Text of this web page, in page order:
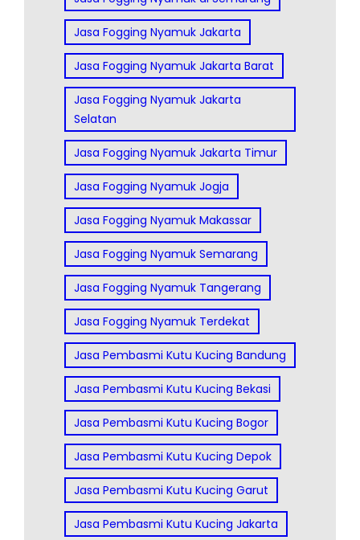
Jasa Fogging Nyamuk Jakarta
Jasa Fogging Nyamuk Jakarta Barat
Jasa Fogging Nyamuk Jakarta
Selatan
Jasa Fogging Nyamuk Jakarta Timur
Jasa Fogging Nyamuk Jogja
Jasa Fogging Nyamuk Makassar
Jasa Fogging Nyamuk Semarang
Jasa Fogging Nyamuk Tangerang
Jasa Fogging Nyamuk Terdekat
Jasa Pembasmi Kutu Kucing Bandung
Jasa Pembasmi Kutu Kucing Bekasi
Jasa Pembasmi Kutu Kucing Bogor
Jasa Pembasmi Kutu Kucing Depok
Jasa Pembasmi Kutu Kucing Garut
Jasa Pembasmi Kutu Kucing Jakarta